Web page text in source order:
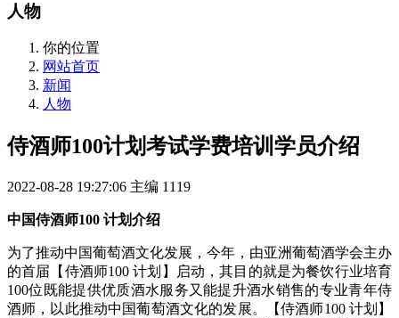
人物
你的位置
网站首页
新闻
人物
侍酒师100计划考试学费培训学员介绍
2022-08-28 19:27:06 主编 1119
中国侍酒师100 计划介绍
为了推动中国葡萄酒文化发展，今年，由亚洲葡萄酒学会主办
的首届【侍酒师100 计划】启动，其目的就是为餐饮行业培育
100位既能提供优质酒水服务又能提升酒水销售的专业青年侍
酒师，以此推动中国葡萄酒文化的发展。【侍酒师100 计划】